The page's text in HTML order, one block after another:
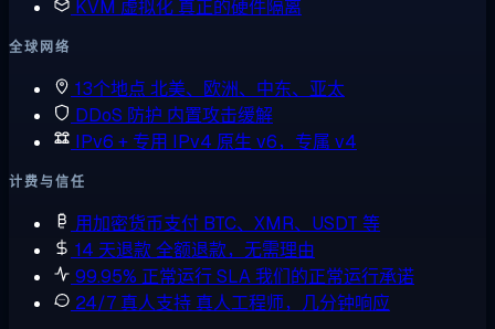
KVM 虚拟化 真正的硬件隔离
全球网络
13个地点 北美、欧洲、中东、亚太
DDoS 防护 内置攻击缓解
IPv6 + 专用 IPv4 原生 v6，专属 v4
计费与信任
用加密货币支付 BTC、XMR、USDT 等
14 天退款全额退款，无需理由
99.95% 正常运行 SLA我们的正常运行承诺
24/7 真人支持 真人工程师，几分钟响应